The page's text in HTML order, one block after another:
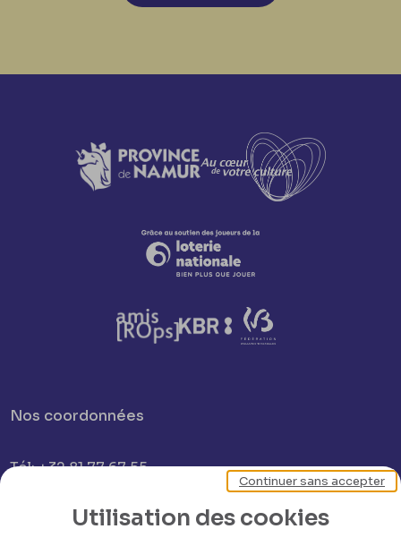
Nos coordonnées
Tél: +32 81 77 67 55
E-mail: info@museerops.be
Utilisation des cookies
Continuer sans accepter